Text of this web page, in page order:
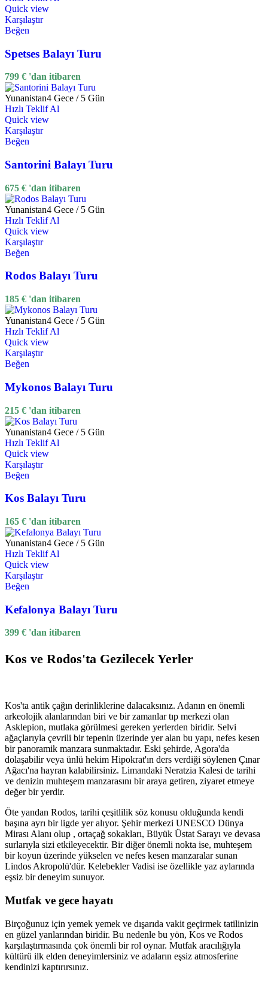
Quick view
Karşılaştır
Beğen
Spetses Balayı Turu
799 € 'dan itibaren
Yunanistan4 Gece / 5 Gün
Hızlı Teklif Al
Quick view
Karşılaştır
Beğen
Santorini Balayı Turu
675 € 'dan itibaren
Yunanistan4 Gece / 5 Gün
Hızlı Teklif Al
Quick view
Karşılaştır
Beğen
Rodos Balayı Turu
185 € 'dan itibaren
Yunanistan4 Gece / 5 Gün
Hızlı Teklif Al
Quick view
Karşılaştır
Beğen
Mykonos Balayı Turu
215 € 'dan itibaren
Yunanistan4 Gece / 5 Gün
Hızlı Teklif Al
Quick view
Karşılaştır
Beğen
Kos Balayı Turu
165 € 'dan itibaren
Yunanistan4 Gece / 5 Gün
Hızlı Teklif Al
Quick view
Karşılaştır
Beğen
Kefalonya Balayı Turu
399 € 'dan itibaren
Kos ve Rodos'ta Gezilecek Yerler
Kos'ta antik çağın derinliklerine dalacaksınız. Adanın en önemli
arkeolojik alanlarından biri ve bir zamanlar tıp merkezi olan
Asklepion, mutlaka görülmesi gereken yerlerden biridir. Selvi
ağaçlarıyla çevrili bir tepenin üzerinde yer alan bu yapı, nefes kesen
bir panoramik manzara sunmaktadır. Eski şehirde, Agora'da
dolaşabilir veya ünlü hekim Hipokrat'ın ders verdiği söylenen Çınar
Ağacı'na hayran kalabilirsiniz. Limandaki Neratzia Kalesi de tarihi
ve denizin muhteşem manzarasını bir araya getiren, ziyaret etmeye
değer bir yerdir.
Öte yandan Rodos, tarihi çeşitlilik söz konusu olduğunda kendi
başına ayrı bir ligde yer alıyor. Şehir merkezi UNESCO Dünya
Mirası Alanı olup , ortaçağ sokakları, Büyük Üstat Sarayı ve devasa
surlarıyla sizi etkileyecektir. Bir diğer önemli nokta ise, muhteşem
bir koyun üzerinde yükselen ve nefes kesen manzaralar sunan
Lindos Akropolü'dür. Kelebekler Vadisi ise özellikle yaz aylarında
eşsiz bir deneyim sunuyor.
Mutfak ve gece hayatı
Birçoğunuz için yemek yemek ve dışarıda vakit geçirmek tatilinizin
en güzel yanlarından biridir. Bu nedenle bu yön, Kos ve Rodos
karşılaştırmasında çok önemli bir rol oynar. Mutfak aracılığıyla
kültürü ilk elden deneyimlersiniz ve adaların eşsiz atmosferine
kendinizi kaptırırsınız.